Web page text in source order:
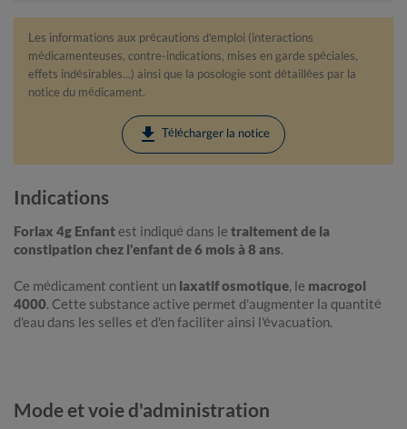
Les informations aux précautions d'emploi (interactions
médicamenteuses, contre-indications, mises en garde spéciales,
effets indésirables...) ainsi que la posologie sont détaillées par la
notice du médicament.
download Télécharger la notice
Indications
Forlax 4g Enfantest indiqué dans le traitement de la
constipation chez l'enfant de 6 mois à 8 ans.
Ce médicament contient un laxatif osmotique, le macrogol
4000. Cette substance active permet d'augmenter la quantité
d'eau dans les selles et d'en faciliter ainsi l'évacuation.
Mode et voie d'administration